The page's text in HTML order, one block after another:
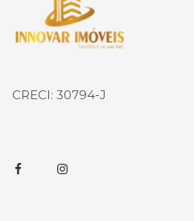
CRECI: 30794-J
FacebookInstagram